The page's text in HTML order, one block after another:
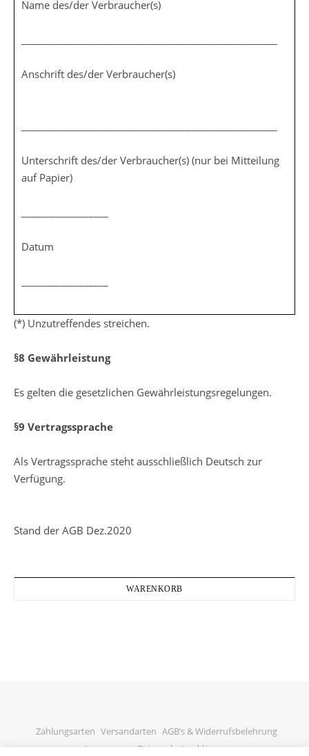
Name des/der Verbraucher(s)
Anschrift des/der Verbraucher(s)
Unterschrift des/der Verbraucher(s) (nur bei Mitteilung
auf Papier)
Datum
(*) Unzutreffendes streichen.
§8 Gewährleistung
Es gelten die gesetzlichen Gewährleistungsregelungen.
§9 Vertragssprache
Als Vertragssprache steht ausschließlich Deutsch zur
Verfügung.
Stand der AGB Dez.2020
WARENKORB
Zahlungsarten Versandarten AGB’s & Widerrufsbelehrung
Impressum
Datenschutzerklärung